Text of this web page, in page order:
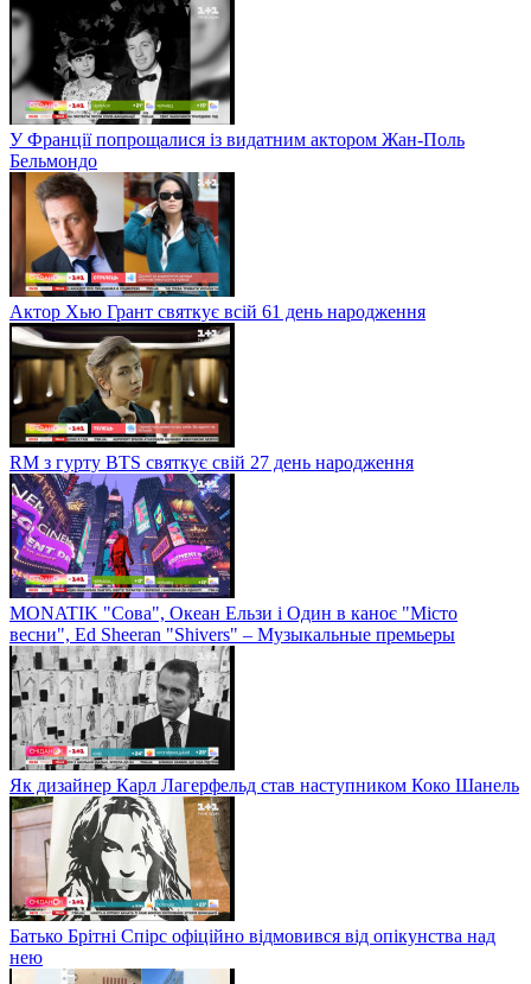
У Франції попрощалися із видатним актором Жан-Поль
Бельмондо
Актор Хью Грант святкує всій 61 день народження
RM з гурту BTS святкує свій 27 день народження
MONATIK "Сова", Океан Ельзи і Один в каноє "Місто
весни", Ed Sheeran "Shivers" – Музыкальные премьеры
Як дизайнер Карл Лагерфельд став наступником Коко Шанель
Батько Брітні Спірс офіційно відмовився від опікунства над
нею